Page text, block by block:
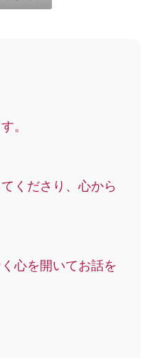
。
くださり、心から
心を開いてお話を